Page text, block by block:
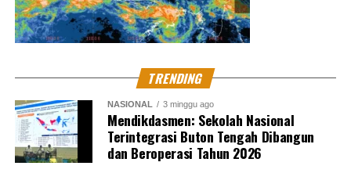
RELATED TOPICS:
DMI
KORUPSI PEMBANGUNAN STADION MANDALA KRIDA
PNN
TERSANGKA
Pesan Jaksa Agung: Jaga Kepercayaan Masyarakat,
Pegang Teguh Peri Kemanusiaan
DON'T MISS
Jaksa Agung: Profesionalisme Bukan Saja diterapkan
diorganisasi, Melainkan Setiap Anggota
TRENDING
NASIONAL 3 minggu ago
Mendikdasmen: Sekolah Nasional
Terintegrasi Buton Tengah Dibangun
dan Beroperasi Tahun 2026